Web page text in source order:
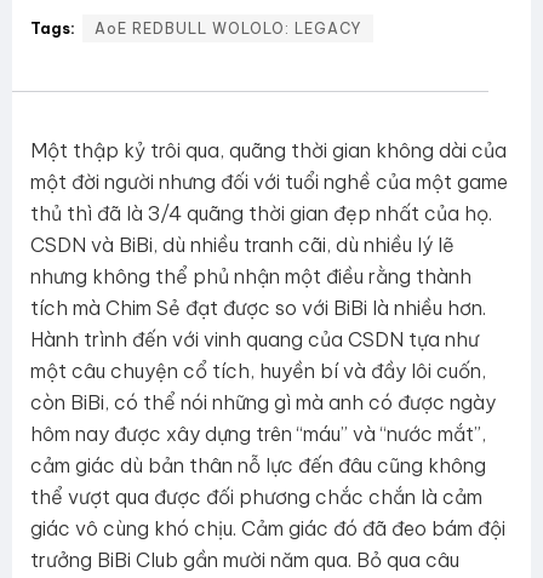
Tags: AoE REDBULL WOLOLO: LEGACY
Một thập kỷ trôi qua, quãng thời gian không dài của
một đời người nhưng đối với tuổi nghề của một game
thủ thì đã là 3/4 quãng thời gian đẹp nhất của họ.
CSDN và BiBi, dù nhiều tranh cãi, dù nhiều lý lẽ
nhưng không thể phủ nhận một điều rằng thành
tích mà Chim Sẻ đạt được so với BiBi là nhiều hơn.
Hành trình đến với vinh quang của CSDN tựa như
một câu chuyện cổ tích, huyền bí và đầy lôi cuốn,
còn BiBi, có thể nói những gì mà anh có được ngày
hôm nay được xây dựng trên “máu” và “nước mắt”,
cảm giác dù bản thân nỗ lực đến đâu cũng không
thể vượt qua được đối phương chắc chắn là cảm
giác vô cùng khó chịu. Cảm giác đó đã đeo bám đội
trưởng BiBi Club gần mười năm qua. Bỏ qua câu